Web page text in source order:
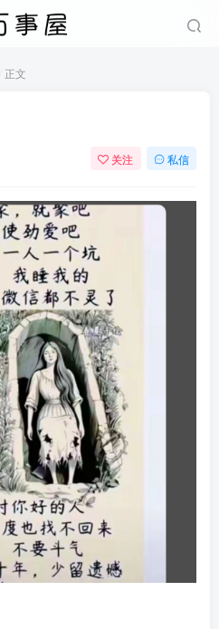
正文
关注 私信